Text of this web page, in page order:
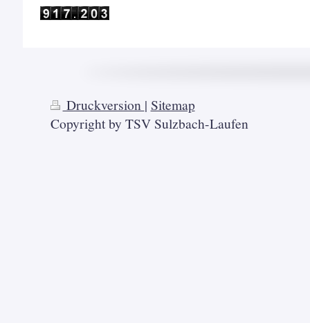
Druckversion | Sitemap
Copyright by TSV Sulzbach-Laufen